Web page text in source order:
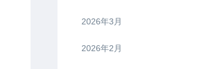
2026年3月
2026年2月